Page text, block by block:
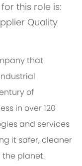
this role is:
Quality
that
of
in over 120
and services
it safer, cleaner
planet.